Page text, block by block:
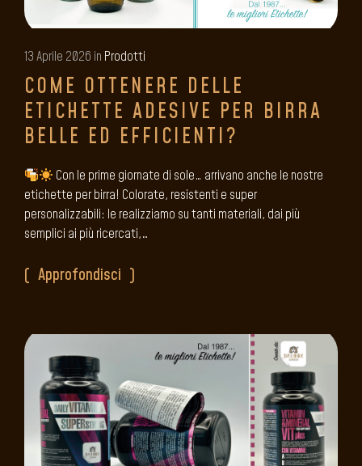
13 Aprile 2026 in Prodotti
COME OTTENERE DELLE
ETICHETTE ADESIVE PER BIRRA
BELLE ED EFFICIENTI?
Con le prime giornate di sole… arrivano anche le nostre
etichette per birra! Colorate, resistenti e super
personalizzabili: le realizziamo su tanti materiali, dai più
semplici ai più ricercati,…
Approfondisci